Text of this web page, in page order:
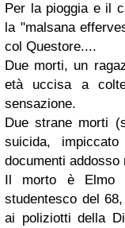
Per la pioggia e il
la "malsana
col Questore....
Due morti, un
età uccisa a
sensazione.
Due strane morti
suicida,
documenti addosso
Il morto è Elmo
studentesco del
ai poliziotti della